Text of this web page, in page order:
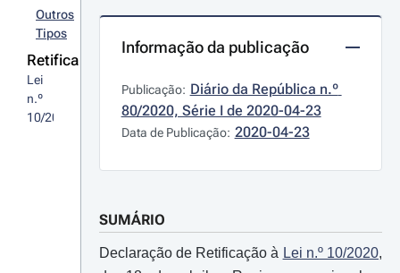
Outros
Tipos
Retifica
Lei
n.º
10/2020
Informação da publicação
Publicação: Diário da República n.º
80/2020, Série I de 2020-04-23
Data de Publicação: 2020-04-23
SUMÁRIO
Declaração de Retificação à Lei n.º 10/2020,